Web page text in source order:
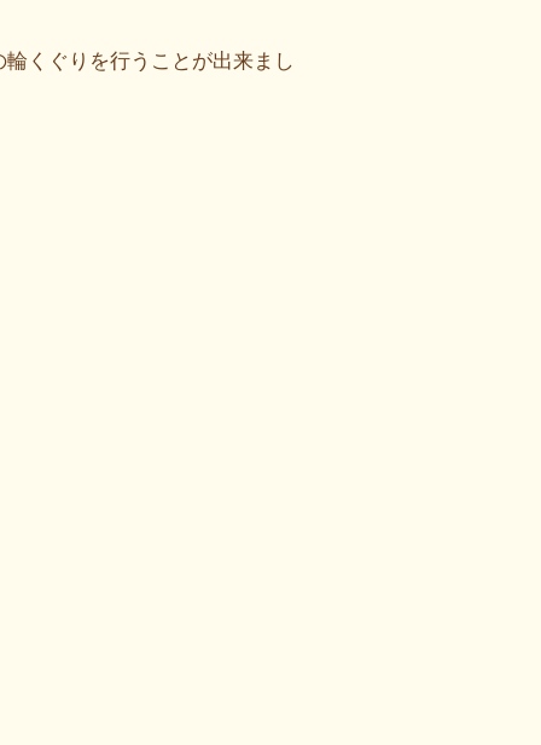
くぐりを行うことが出来まし